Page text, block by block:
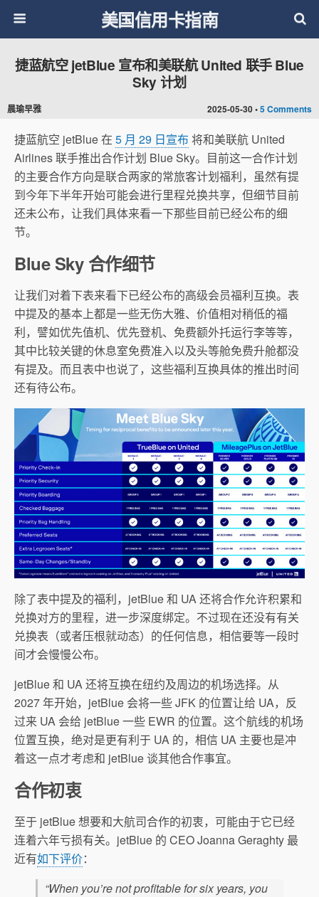
美国信用卡指南
2025-05-30 •5 Comments
捷蓝航空 jetBlue 宣布和美联航 United 联手 Blue
Sky 计划
晨瑜早雅
捷蓝航空 jetBlue 在 5 月 29 日宣布 将和美联航 United
Airlines 联手推出合作计划 Blue Sky。目前这一合作计划
的主要合作方向是联合两家的常旅客计划福利，虽然有提
到今年下半年开始可能会进行里程兑换共享，但细节目前
还未公布，让我们具体来看一下那些目前已经公布的细
节。
Blue Sky 合作细节
让我们对着下表来看下已经公布的高级会员福利互换。表
中提及的基本上都是一些无伤大雅、价值相对稍低的福
利，譬如优先值机、优先登机、免费额外托运行李等等，
其中比较关键的休息室免费准入以及头等舱免费升舱都没
有提及。而且表中也说了，这些福利互换具体的推出时间
还有待公布。
除了表中提及的福利，jetBlue 和 UA 还将合作允许积累和
兑换对方的里程，进一步深度绑定。不过现在还没有有关
兑换表（或者压根就动态）的任何信息，相信要等一段时
间才会慢慢公布。
jetBlue 和 UA 还将互换在纽约及周边的机场选择。从
2027 年开始，jetBlue 会将一些 JFK 的位置让给 UA，反
过来 UA 会给 jetBlue 一些 EWR 的位置。这个航线的机场
位置互换，绝对是更有利于 UA 的，相信 UA 主要也是冲
着这一点才考虑和 jetBlue 谈其他合作事宜。
合作初衷
至于 jetBlue 想要和大航司合作的初衷，可能由于它已经
连着六年亏损有关。jetBlue 的 CEO Joanna Geraghty 最
近有如下评价：
“When you’re not profitable for six years, you